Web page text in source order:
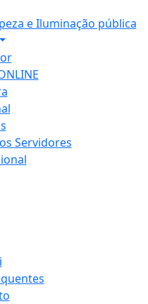
e Iluminação pública
Servidores